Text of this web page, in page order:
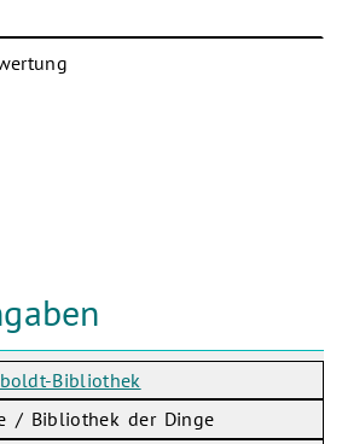
Bibliothek
/ Bibliothek der Dinge